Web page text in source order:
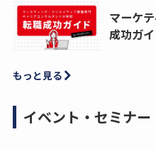
マーケ
成功ガ
もっと見る
イベント・セミナー